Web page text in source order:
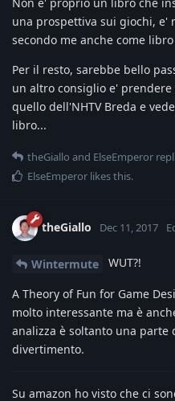
una prospettiva sui giochi, e'
secondo me anche come
Per il resto, sarebbe bello
un altro consiglio e'
quello dell'NHTV Breda e
libro...
theGiallo and ElseEmperor
ElseEmperor likes this.
theGiallo Dec 11, 2017
Wintermute WUT?!
A Theory of Fun for Game
molto interessante ma è
analizza è soltanto una parte
divertimento.
Su amazon ho visto che ci